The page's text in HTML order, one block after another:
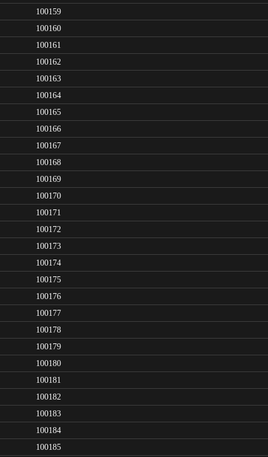
100159
100160
100161
100162
100163
100164
100165
100166
100167
100168
100169
100170
100171
100172
100173
100174
100175
100176
100177
100178
100179
100180
100181
100182
100183
100184
100185